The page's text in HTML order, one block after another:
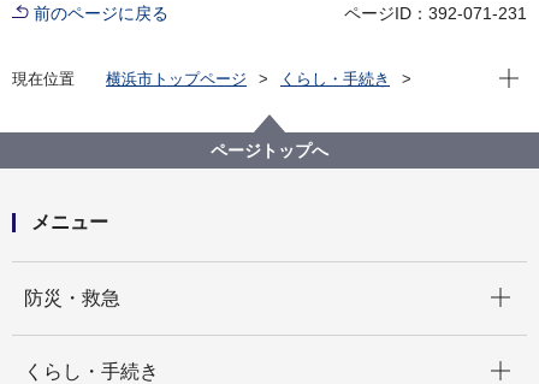
前のページに戻る ページID：392-071-231
現在位置 横浜市トップページ
くらし・手続き
消費者のくらし・消費生活相談
現在
ページトップへ
メニュー
防災・救急
くらし・手続き